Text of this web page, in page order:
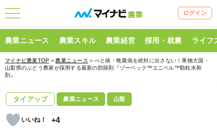
ログイン
農業ニュース 農業スキル 農業経営 採用・就農 ライフ
マイナビ農業TOP > 農業ニュース > べと病・晩腐病を絶対に出さない！果物大国・
山梨県のぶどう農家が採用する最新の防除剤『ゾーベック™エニベル™顆粒水和
剤』
タイアップ 農業ニュース 山梨
+4